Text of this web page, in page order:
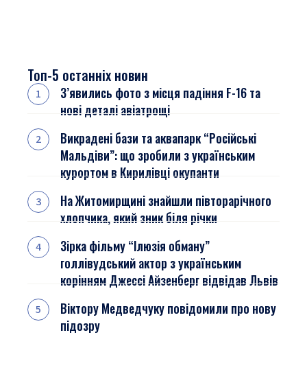
Топ-5 останніх новин
З’явились фото з місця падіння F-16 та
нові деталі авіатрощі
Викрадені бази та аквапарк “Російські
Мальдіви”: що зробили з українським
курортом в Кирилівці окупанти
На Житомирщині знайшли півторарічного
хлопчика, який зник біля річки
Зірка фільму “Ілюзія обману”
голлівудський актор з українським
корінням Джессі Айзенберг відвідав Львів
Віктору Медведчуку повідомили про нову
підозру